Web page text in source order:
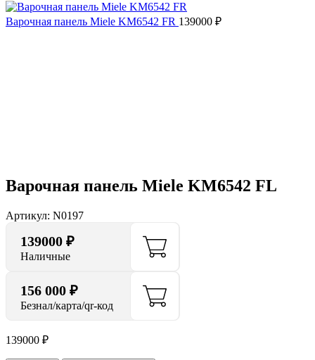
Варочная панель Miele KM6542 FR 139000 ₽
Варочная панель Miele KM6542 FL
Артикул: N0197
139000 ₽
Наличные
156 000 ₽
Безнал/карта/qr-код
139000 ₽